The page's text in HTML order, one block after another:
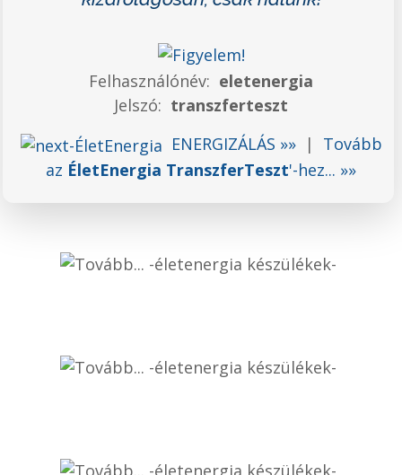
Felhasználónév: eletenergia
Jelszó: transzferteszt
ENERGIZÁLÁS »»| Tovább
az ÉletEnergia TranszferTeszt'-hez... »»